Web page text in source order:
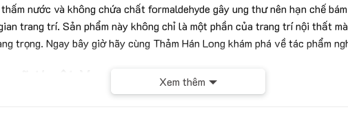
nước và không chứa chất formaldehyde gây ung thư nên hạn chế
trang trí. Sản phẩm này không chỉ là một phần của trang trí nội thất
trọng. Ngay bây giờ hãy cùng Thảm Hán Long khám phá về tác phẩm
mỹ thuật Verona-GM5014B
Xem thêm